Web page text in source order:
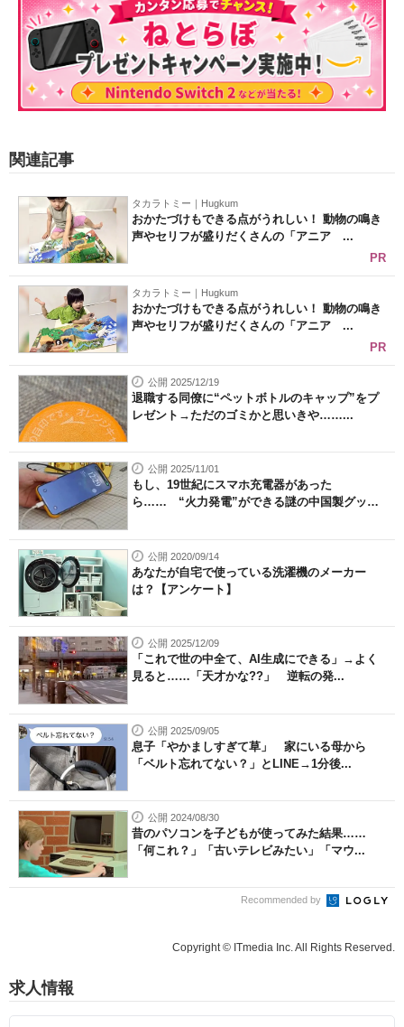
関連記事
タカラトミー｜Hugkum
おかたづけもできる点がうれしい！ 動物の鳴き
声やセリフが盛りだくさんの「アニア ...
PR
タカラトミー｜Hugkum
おかたづけもできる点がうれしい！ 動物の鳴き
声やセリフが盛りだくさんの「アニア ...
PR
公開 2025/12/19
退職する同僚に“ペットボトルのキャップ”をプ
レゼント→ただのゴミかと思いきや……...
公開 2025/11/01
もし、19世紀にスマホ充電器があった
ら…… “火力発電”ができる謎の中国製グッ
公開 2020/09/14
あなたが自宅で使っている洗濯機のメーカー
は？【アンケート】
公開 2025/12/09
「これで世の中全て、AI生成にできる」→よく
見ると……「天才かな??」 逆転の発...
公開 2025/09/05
息子「やかましすぎて草」 家にいる母から
「ベルト忘れてない？」とLINE→1分後...
公開 2024/08/30
昔のパソコンを子どもが使ってみた結果……
「何これ？」「古いテレビみたい」「マウ...
Recommended by
Copyright © ITmedia Inc. All Rights Reserved.
求人情報